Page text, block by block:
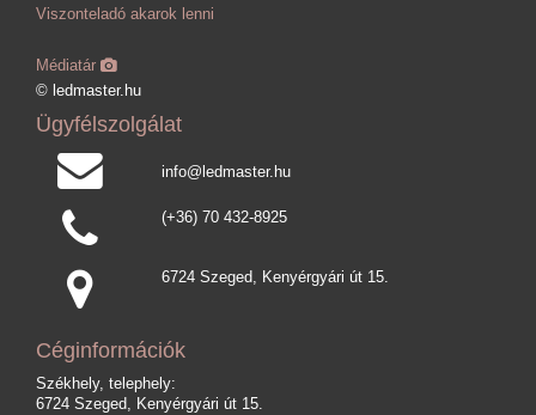
Viszonteladó akarok lenni
Médiatár
© ledmaster.hu
Ügyfélszolgálat
info@ledmaster.hu
(+36) 70 432-8925
6724 Szeged, Kenyérgyári út 15.
Céginformációk
Székhely, telephely:
6724 Szeged, Kenyérgyári út 15.